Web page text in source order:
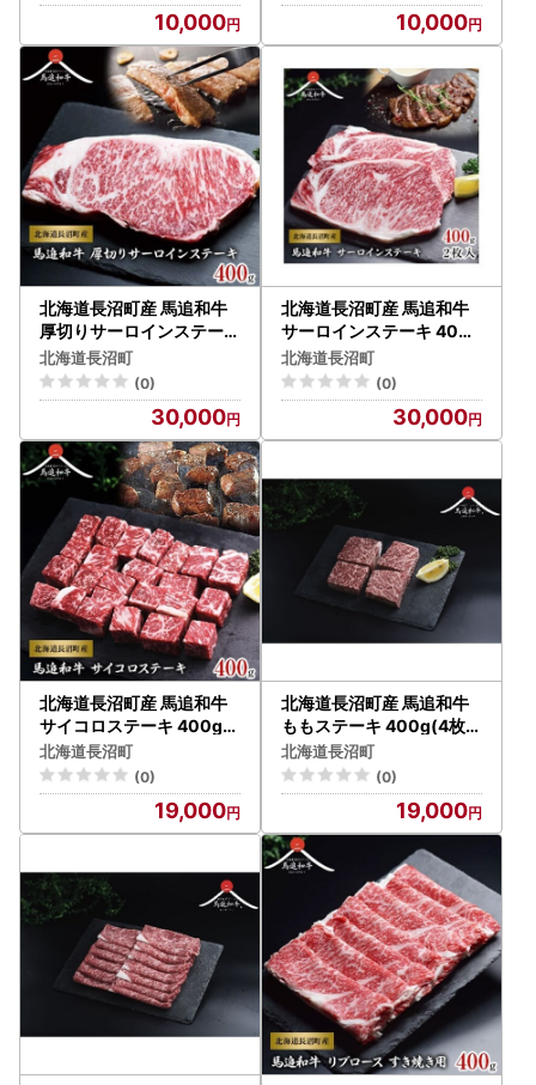
ひつじ ヒツジ ラム ジンギ
スカン_【配送不可地域：
離島】【1361172】
10,000
肉 ひつじ ヒツジ ラム ジン
ギスカン_【配送不可地域
：離島】【1361164】
10,000
北海道長沼町産 馬追和牛
厚切りサーロインステーキ
400g_肉 ステーキ 牛肉 ビ
ーフステーキ 肉 和牛 牛肉
肉 牛肉 _【配送不可地域：
離島】【1251556】
北海道長沼町
(0)
30,000
北海道長沼町産 馬追和牛
サーロインステーキ 400g
(2枚入)_肉 ステーキ 牛肉
ビーフステーキ 肉 和牛 牛
肉 肉 牛肉 _【配送不可地
域：離島】【1251558】
北海道長沼町
(0)
30,000
北海道長沼町産 馬追和牛
サイコロステーキ 400g_
肉 ステーキ 牛肉 ビーフス
テーキ 肉 和牛 牛肉 肉 牛
肉 _【配送不可地域：離島
】【1251559】
北海道長沼町
(0)
19,000
北海道長沼町産 馬追和牛
ももステーキ 400g(4枚入
)_肉 ステーキ 牛肉 ビーフ
ステーキ 肉 和牛 牛肉 肉
牛肉 _【配送不可地域：離
島】【1251561】
北海道長沼町
(0)
19,000